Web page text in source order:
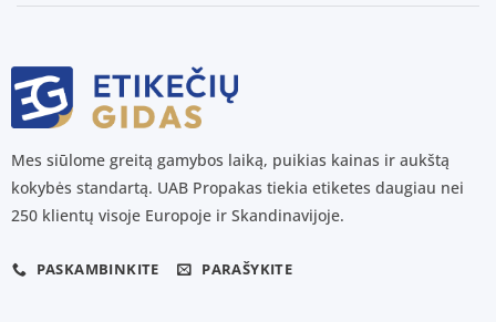
Mes siūlome greitą gamybos laiką, puikias kainas ir aukštą
kokybės standartą. UAB Propakas tiekia etiketes daugiau nei
250 klientų visoje Europoje ir Skandinavijoje.
PASKAMBINKITE PARAŠYKITE